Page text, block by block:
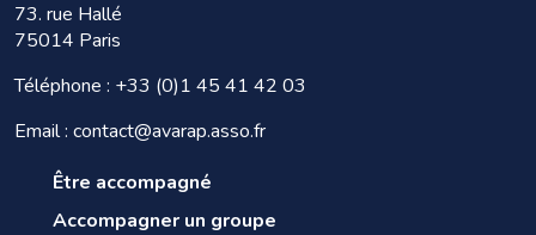
73. rue Hallé
75014 Paris
Téléphone : +33 (0)1 45 41 42 03
Email : contact@avarap.asso.fr
Être accompagné
Accompagner un groupe